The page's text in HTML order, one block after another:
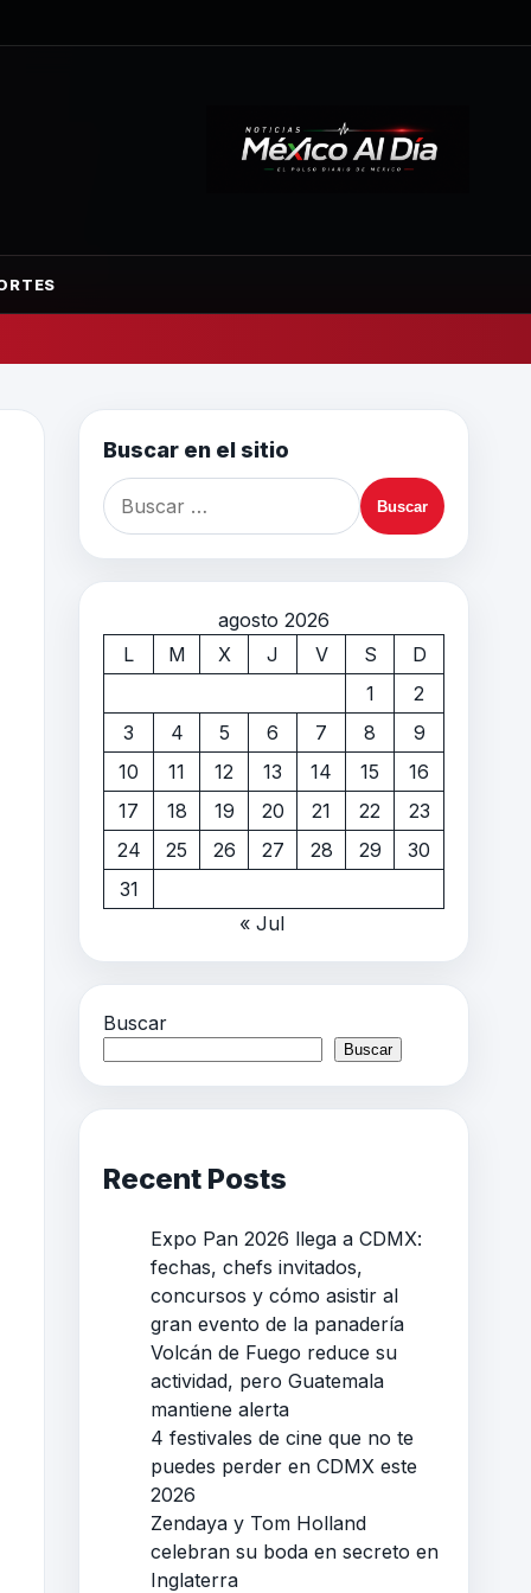
Buscar en el sitio
agosto 2026
L
M X J V S
D
1
2
3
4 5 6 7 8
9
10
11 12 13 14 15
16
17
18 19 20 21 22
23
24
25 26 27 28 29
30
31
« Jul
Buscar
Buscar
Recent Posts
Expo Pan 2026 llega a CDMX:
fechas, chefs invitados,
concursos y cómo asistir al
gran evento de la panadería
Volcán de Fuego reduce su
actividad, pero Guatemala
mantiene alerta
4 festivales de cine que no te
puedes perder en CDMX este
2026
Zendaya y Tom Holland
celebran su boda en secreto en
Inglaterra